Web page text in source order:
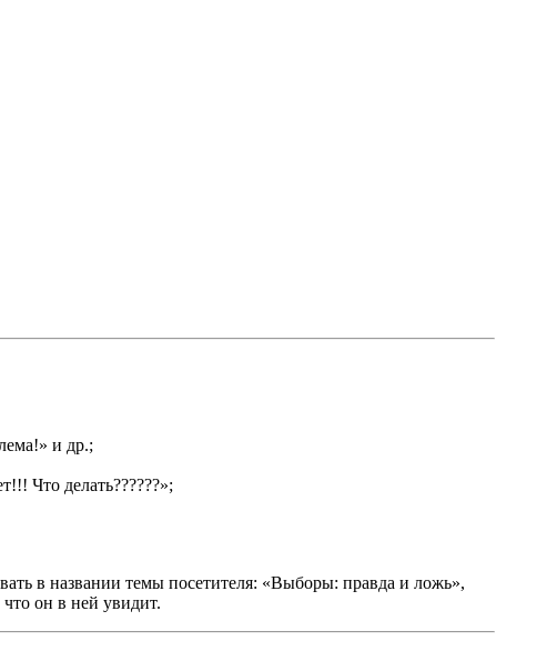
и др.;
Что делать??????»;
в названии темы посетителя: «Выборы: правда и ложь»,
он в ней увидит.